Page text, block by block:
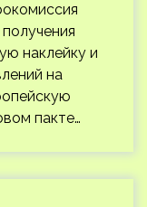
наклейку и
на
пакте…